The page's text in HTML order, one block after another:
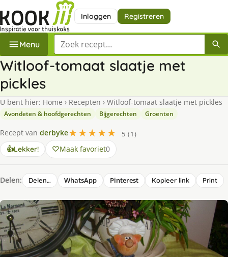
Inloggen Registreren
Menu Zoek een recept
Witloof-tomaat slaatje met
pickles
U bent hier: Home › Recepten › Witloof-tomaat slaatje met pickles
Avondeten & hoofdgerechten Bijgerechten Groenten
Recept van derbyke★★★★★
5 (1)
👍Lekker! Maak favoriet0
Delen: Delen… WhatsApp Pinterest Kopieer link Print